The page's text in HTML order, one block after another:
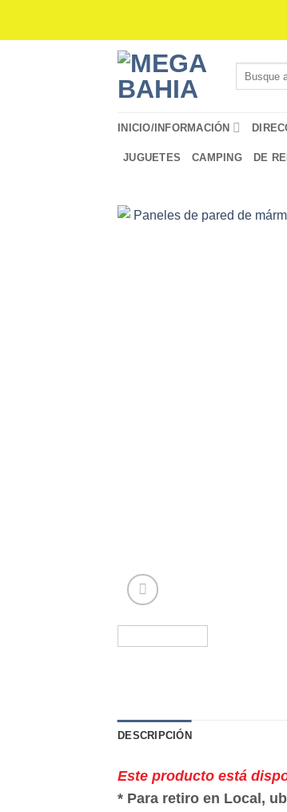
INICIO/INFORMACIÓN
JUGUETES CAMPING DE
DESCRIPCIÓN
Este producto está
* Para retiro en Local,